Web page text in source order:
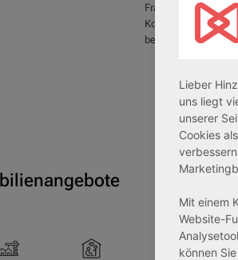
Fragen zum Kauf
Kontaktieren Sie
beraten. Wir freuen
Lieber
uns liegt
unserer
Cookies
Mit einem
Website-
können